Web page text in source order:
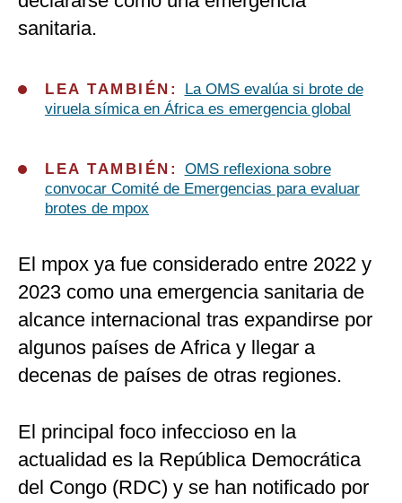
sanitaria.
LEA TAMBIÉN:
La OMS evalúa si brote de
viruela símica en África es emergencia global
LEA TAMBIÉN: OMS reflexiona sobre
convocar Comité de Emergencias para evaluar
brotes de mpox
El mpox ya fue considerado entre 2022 y
2023 como una emergencia sanitaria de
alcance internacional tras expandirse por
algunos países de Africa y llegar a
decenas de países de otras regiones.
El principal foco infeccioso en la
actualidad es la República Democrática
del Congo (RDC) y se han notificado por